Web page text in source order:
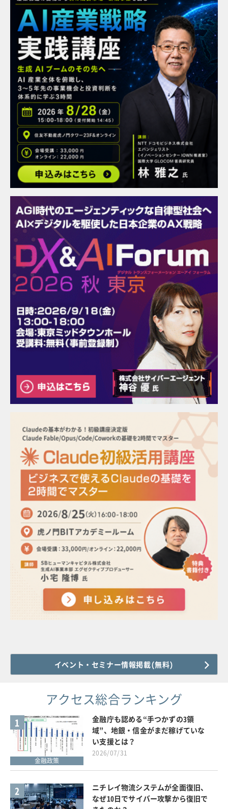
イベント・セミナー情報掲載(無料)
アクセス総合ランキング
1
金融政策
金融庁も認める“手つかずの3領
域”、地銀・信金がまだ稼げていな
い支援とは？
2026/07/31
2
ニチレイ物流システムが全面復旧、
なぜ10日でサイバー攻撃から復旧で